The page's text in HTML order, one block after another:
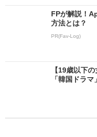
FPが解説！
方法とは？
PR(Fav-Log)
【19歳以下
「韓国ドラ